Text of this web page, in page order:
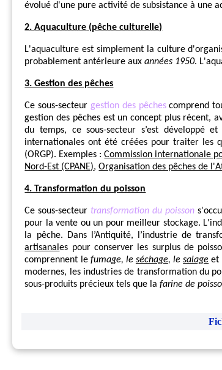
évolué d'une pure activité de subsistance à une
2.Aquaculture (pêche culturelle)
L'aquaculture est simplement la culture
probablement antérieure auxannées 1950.
3. Gestion des pêches
Ce sous-secteur gestion des pêchescomprend
gestion des pêches est un concept plus récent,
du temps, ce sous-secteur s’est développé
internationales ont été créées pour traiter les
(ORGP). Exemples :Commission internationale
Nord-Est (CPANE),Organisation des pêches de
4. Transformation du poisson
Ce sous-secteur transformation du poisson
pour la vente ou un pour meilleur stockage.
la pêche. Dans l’Antiquité, l’industrie de
artisanales pour conserver les surplus de
comprennent le fumage, le séchage, lesalage et
modernes, les industries de transformation du
sous-produits précieux tels que lafarine de